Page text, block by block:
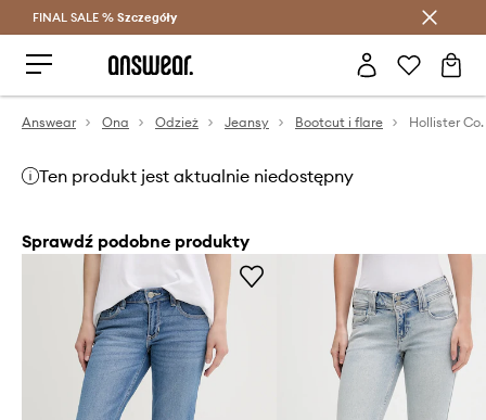
Oszczędzaj z Answear Club >
FINAL SALE % Szczegóły
Answear Ona Odzież Jeansy Bootcut i flare Hollister
Ten produkt jest aktualnie niedostępny
Sprawdź podobne produkty